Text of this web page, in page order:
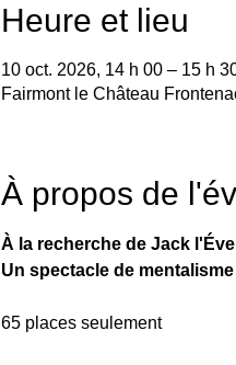
Heure et lieu
10 oct. 2026, 14 h 00 – 15 h
Fairmont le Château
À propos de
À la recherche de Jack
Un spectacle de
65 places seulement